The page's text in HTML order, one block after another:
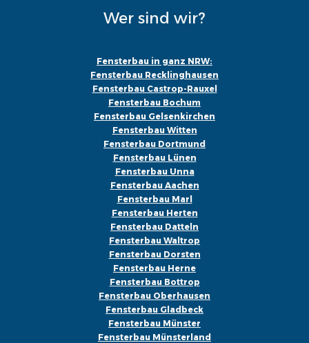
Wer sind wir?
Fensterbau in ganz NRW:
Fensterbau Recklinghausen
Fensterbau Castrop-Rauxel
Fensterbau Bochum
Fensterbau Gelsenkirchen
Fensterbau Witten
Fensterbau Dortmund
Fensterbau Lünen
Fensterbau Unna
Fensterbau Aachen
Fensterbau Marl
Fensterbau Herten
Fensterbau Datteln
Fensterbau Waltrop
Fensterbau Dorsten
Fensterbau Herne
Fensterbau Bottrop
Fensterbau Oberhausen
Fensterbau Gladbeck
Fensterbau Münster
Fensterbau Münsterland